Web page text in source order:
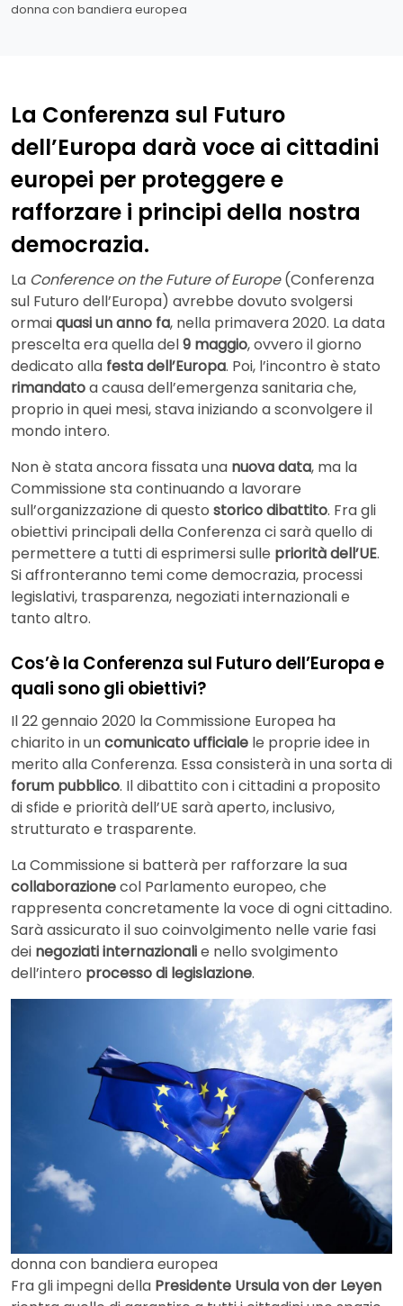
donna con bandiera europea
La Conferenza sul Futuro
dell’Europa darà voce ai cittadini
europei per proteggere e
rafforzare i principi della nostra
democrazia.
La Conference on the Future of Europe(Conferenza
sul Futuro dell’Europa) avrebbe dovuto svolgersi
ormaiquasi un anno fa, nella primavera 2020. La data
prescelta era quella del9 maggio, ovvero il giorno
dedicato alla festa dell’Europa. Poi, l’incontro è stato
rimandatoa causa dell’emergenza sanitaria che,
proprio in quei mesi, stava iniziando a sconvolgere il
mondo intero.
Non è stata ancora fissata una nuova data, ma la
Commissione sta continuando a lavorare
sull’organizzazione di questo storico dibattito. Fra gli
obiettivi principali della Conferenza ci sarà quello di
permettere a tutti di esprimersi sulle priorità dell’UE.
Si affronteranno temi come democrazia, processi
legislativi, trasparenza, negoziati internazionali e
tanto altro.
Cos’è la Conferenza sul Futuro dell’Europa e
quali sono gli obiettivi?
Il 22 gennaio 2020 la Commissione Europea ha
chiarito in uncomunicato ufficiale le proprie idee in
merito alla Conferenza. Essa consisterà in una sorta di
forum pubblico. Il dibattito con i cittadini a proposito
di sfide e priorità dell’UE sarà aperto, inclusivo,
strutturato e trasparente.
La Commissione si batterà per rafforzare la sua
collaborazionecol Parlamento europeo, che
rappresenta concretamente la voce di ogni cittadino.
Sarà assicurato il suo coinvolgimento nelle varie fasi
dei negoziati internazionalie nello svolgimento
dell’intero processo di legislazione.
donna con bandiera europea
Fra gli impegni della Presidente Ursula von der Leyen